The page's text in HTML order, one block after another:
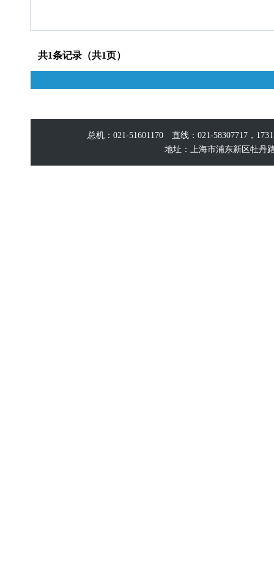
共1条记录（共1页）
总机：021-51601170 直线：021-58307717，
地址：上海市浦东新区牡丹